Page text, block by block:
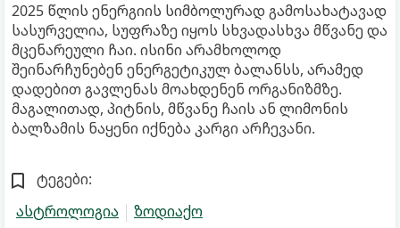
2025 წლის ენერგიის სიმბოლურად გამოსახატავად
სასურველია, სუფრაზე იყოს სხვადასხვა მწვანე და
მცენარეული ჩაი. ისინი არამხოლოდ
შეინარჩუნებენ ენერგეტიკულ ბალანსს, არამედ
დადებით გავლენას მოახდენენ ორგანიზმზე.
მაგალითად, პიტნის, მწვანე ჩაის ან ლიმონის
ბალზამის ნაყენი იქნება კარგი არჩევანი.
ტეგები:
ასტროლოგია
ზოდიაქო